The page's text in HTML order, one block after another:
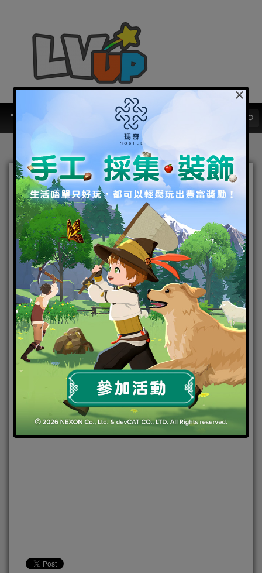
『最HIT消息』勁舞團返嚟
喇﹗ 《正版勁舞團》不刪檔
封測正式展開
2016-12-02|Android,IOS,手機遊戲 焦點新聞 efun,勁舞
團, 正版勁舞團, 正版勁舞團-香港配音版
×